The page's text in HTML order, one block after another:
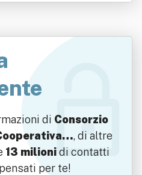
di Consorzio
, di altre
13 milionidi contatti
per te!